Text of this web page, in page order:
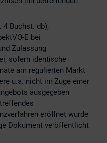
4 Buchst. db),
E bei
Zulassung
sofern identische
am regulierten Markt
u.a. nicht im Zuge einer
ausgegeben
eröffnet wurde
Dokument veröffentlicht